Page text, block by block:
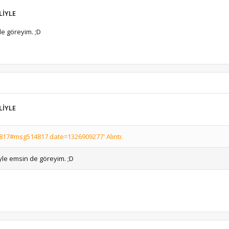
göreyim. ;D
date=1326909277' Alıntı:
emsin de göreyim. ;D